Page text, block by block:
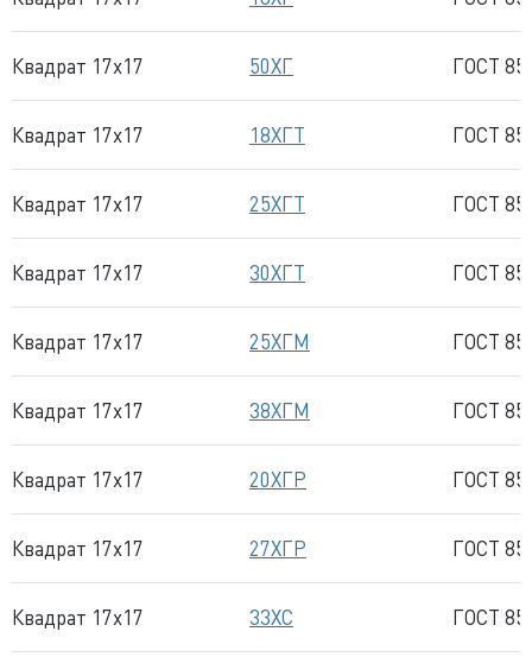
Квадрат 17x17 50ХГ ГОСТ
Квадрат 17x17 18ХГТ ГОСТ
Квадрат 17x17 25ХГТ ГОСТ
Квадрат 17x17 30ХГТ ГОСТ
Квадрат 17x17 25ХГМ ГОСТ
Квадрат 17x17 38ХГМ ГОСТ
Квадрат 17x17 20ХГР ГОСТ
Квадрат 17x17 27ХГР ГОСТ
Квадрат 17x17 33ХС ГОСТ